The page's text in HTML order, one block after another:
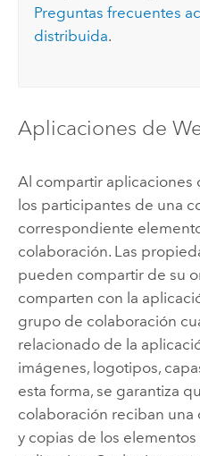
Preguntas frecuentes
distribuida.
Aplicaciones de
Al compartir aplicaciones
los participantes de una
correspondiente
colaboración. Las
pueden compartir de su
comparten con la
grupo de colaboración
relacionado de la
imágenes, logotipos,
esta forma, se garantiza
colaboración reciban
y copias de los